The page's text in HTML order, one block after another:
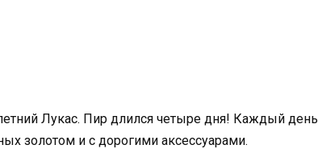
Лукас. Пир длился четыре дня! Каждый день
золотом и с дорогими аксессуарами.